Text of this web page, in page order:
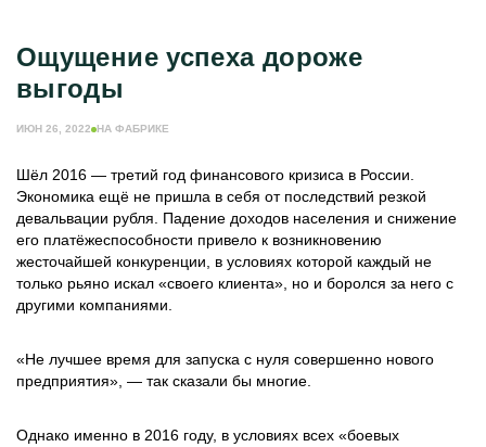
Ощущение успеха дороже
выгоды
ИЮН 26, 2022 НА ФАБРИКЕ
Шёл 2016 — третий год финансового кризиса в России.
Экономика ещё не пришла в себя от последствий резкой
девальвации рубля. Падение доходов населения и снижение
его платёжеспособности привело к возникновению
жесточайшей конкуренции, в условиях которой каждый не
только рьяно искал «своего клиента», но и боролся за него с
другими компаниями.
«Не лучшее время для запуска с нуля совершенно нового
предприятия», — так сказали бы многие.
Однако именно в 2016 году, в условиях всех «боевых